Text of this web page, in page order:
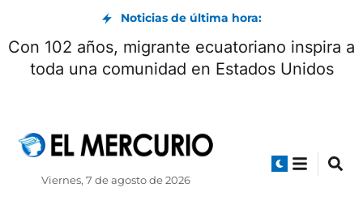
Noticias de última hora:
Con 102 años, migrante ecuatoriano inspira a
toda una comunidad en Estados Unidos
Viernes, 7 de agosto de 2026